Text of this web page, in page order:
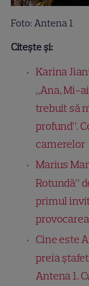
Foto: Antena 1
Citește și:
Karina
„Ana, Mi-
trebuit să
profund”.
camerelor
Marius
Rotundă”
primul
Cine este
preia
Antena 1.